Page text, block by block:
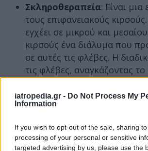
iatropedia.gr - Do Not Process My
Information
If you wish to opt-out of the sale, sharing
processing of your personal or sensitive
targeted advertising by us, please use the
Σκληροθεραπεία: Είναι μια
τους επιφανειακούς
εγχέει σε μικρού και
κιρσούς ένα διάλυμα που
σε αυτές τις φλέβες. Η
τις φλέβες, αναγκάζοντας
αγγεία.
Θεραπεία με λέιζερ
σύγχρονες επιλογές.
Χειρουργική απολίνωση